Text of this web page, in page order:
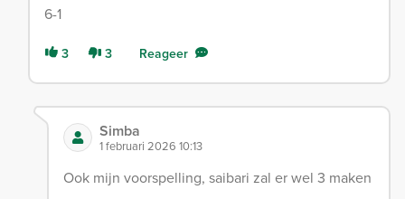
6-1
3 3 Reageer
Simba
1 februari 2026 10:13
Ook mijn voorspelling, saibari zal er wel 3 maken